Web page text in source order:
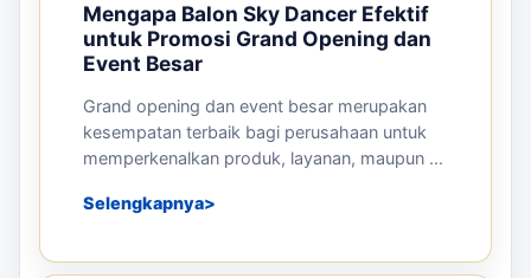
Mengapa Balon Sky Dancer Efektif
untuk Promosi Grand Opening dan
Event Besar
Grand opening dan event besar merupakan
kesempatan terbaik bagi perusahaan untuk
memperkenalkan produk, layanan, maupun ...
Selengkapnya